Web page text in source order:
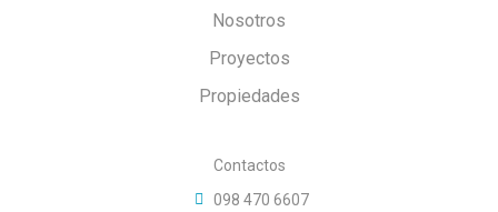
Nosotros
Proyectos
Propiedades
Contactos
098 470 6607